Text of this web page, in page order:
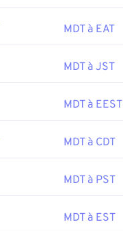
MDT à EAT
MDT à JST
MDT à EEST
MDT à CDT
MDT à PST
MDT à EST